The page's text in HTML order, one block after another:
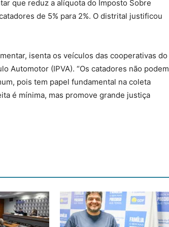
que reduz a alíquota do Imposto Sobre
de 5% para 2%. O distrital justificou
isenta os veículos das cooperativas do
Automotor (IPVA). “Os catadores não podem
pois tem papel fundamental na coleta
é mínima, mas promove grande justiça